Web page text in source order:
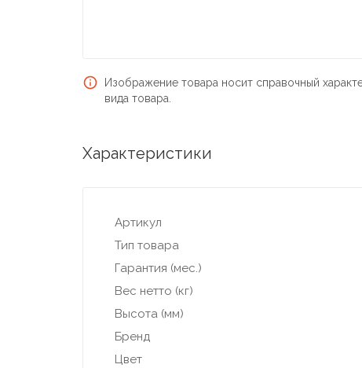
Изображение товара носит справочный
вида товара.
Характеристики
Артикул
Тип товара
Гарантия (мес.)
Вес нетто (кг)
Высота (мм)
Бренд
Цвет